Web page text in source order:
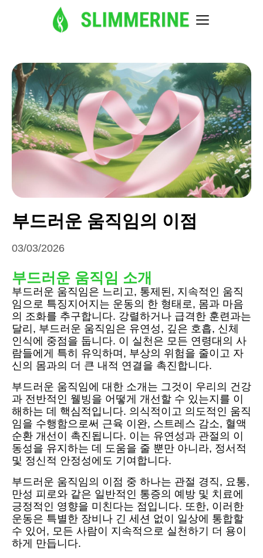
부드러운 움직임의 이점
03/03/2026
부드러운 움직임 소개
부드러운 움직임은 느리고, 통제된, 지속적인 움직
임으로 특징지어지는 운동의 한 형태로, 몸과 마음
의 조화를 추구합니다. 강렬하거나 급격한 훈련과는
달리, 부드러운 움직임은 유연성, 깊은 호흡, 신체
인식에 중점을 둡니다. 이 실천은 모든 연령대의 사
람들에게 특히 유익하며, 부상의 위험을 줄이고 자
신의 몸과의 더 큰 내적 연결을 촉진합니다.
부드러운 움직임에 대한 소개는 그것이 우리의 건강
과 전반적인 웰빙을 어떻게 개선할 수 있는지를 이
해하는 데 핵심적입니다. 의식적이고 의도적인 움직
임을 수행함으로써 근육 이완, 스트레스 감소, 혈액
순환 개선이 촉진됩니다. 이는 유연성과 관절의 이
동성을 유지하는 데 도움을 줄 뿐만 아니라, 정서적
및 정신적 안정성에도 기여합니다.
부드러운 움직임의 이점 중 하나는 관절 경직, 요통,
만성 피로와 같은 일반적인 통증의 예방 및 치료에
긍정적인 영향을 미친다는 점입니다. 또한, 이러한
운동은 특별한 장비나 긴 세션 없이 일상에 통합할
수 있어, 모든 사람이 지속적으로 실천하기 더 용이
하게 만듭니다.